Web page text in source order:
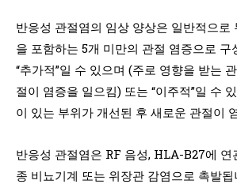
반응성 관절염의 임상 양상은 일반적으로
을 포함하는 5개 미만의 관절 염증으로 구
“추가적”일 수 있으며 (주로 영향을 받는
절이 염증을 일으킴) 또는 “이주적”일 수
이 있는 부위가 개선된 후 새로운 관절이
반응성 관절염은 RF 음성, HLA-B27에 연
종 비뇨기계 또는 위장관 감염으로 촉발